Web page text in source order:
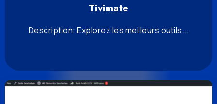
Tivimate
Description: Explorez les meilleurs outils...